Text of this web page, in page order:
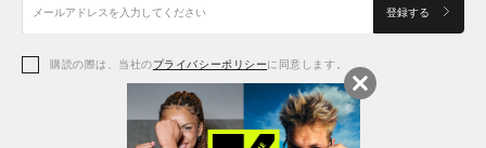
アクセサリー
アクセサリー
アクセサリー
シューズ
登録する
購読の際は、当社のプライバシーポリシーに同意します。